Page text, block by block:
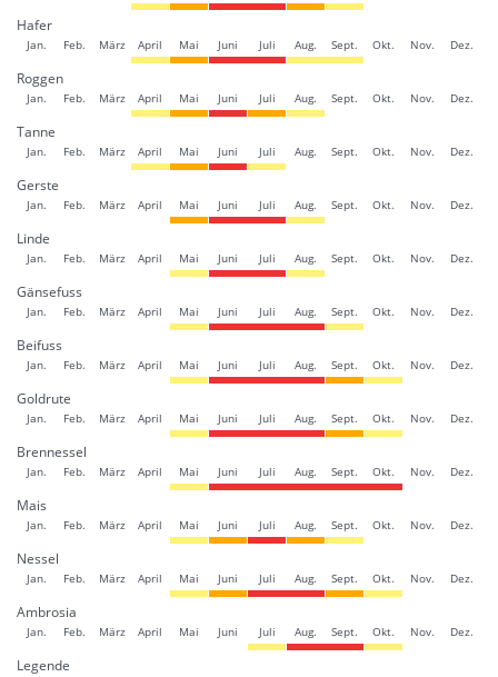
Hafer
Jan. Feb. März April Mai Juni Juli Aug. Sept. Okt. Nov. Dez.
Roggen
Jan. Feb. März April Mai Juni Juli Aug. Sept. Okt. Nov. Dez.
Tanne
Jan. Feb. März April Mai Juni Juli Aug. Sept. Okt. Nov. Dez.
Gerste
Jan. Feb. März April Mai Juni Juli Aug. Sept. Okt. Nov. Dez.
Linde
Jan. Feb. März April Mai Juni Juli Aug. Sept. Okt. Nov. Dez.
Gänsefuss
Jan. Feb. März April Mai Juni Juli Aug. Sept. Okt. Nov. Dez.
Beifuss
Jan. Feb. März April Mai Juni Juli Aug. Sept. Okt. Nov. Dez.
Goldrute
Jan. Feb. März April Mai Juni Juli Aug. Sept. Okt. Nov. Dez.
Brennessel
Jan. Feb. März April Mai Juni Juli Aug. Sept. Okt. Nov. Dez.
Mais
Jan. Feb. März April Mai Juni Juli Aug. Sept. Okt. Nov. Dez.
Nessel
Jan. Feb. März April Mai Juni Juli Aug. Sept. Okt. Nov. Dez.
Ambrosia
Jan. Feb. März April Mai Juni Juli Aug. Sept. Okt. Nov. Dez.
Legende